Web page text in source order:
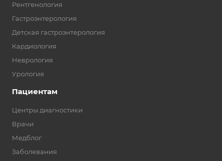
Рентгенология
Гастроэнтерология
Детская гастроэнтерология
Кардиология
Неврология
Урология
Пациентам
Центры диагностики
Врачи
Медблог
Заболевания